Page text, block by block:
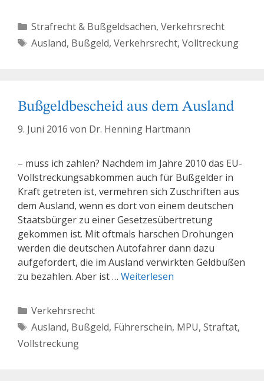
Kategorien
Strafrecht & Bußgeldsachen, Verkehrsrecht
Schlagwörter
Ausland, Bußgeld, Verkehrsrecht, Volltreckung
Bußgeldbescheid aus dem Ausland
9. Juni 2016 von Dr. Henning Hartmann
– muss ich zahlen? Nachdem im Jahre 2010 das EU-
Vollstreckungsabkommen auch für Bußgelder in
Kraft getreten ist, vermehren sich Zuschriften aus
dem Ausland, wenn es dort von einem deutschen
Staatsbürger zu einer Gesetzesübertretung
gekommen ist. Mit oftmals harschen Drohungen
werden die deutschen Autofahrer dann dazu
aufgefordert, die im Ausland verwirkten Geldbußen
zu bezahlen. Aber ist … Weiterlesen
Kategorien
Verkehrsrecht
Schlagwörter
Ausland, Bußgeld, Führerschein, MPU, Straftat,
Vollstreckung